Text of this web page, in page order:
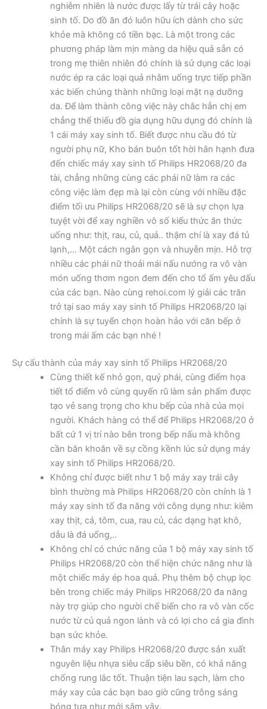
nghiễm nhiên là nước được lấy từ trái cây hoặc
sinh tố. Do đồ ăn đó luôn hữu ích dành cho sức
khỏe mà không có tiền bạc. Là một trong các
phương pháp làm mịn màng da hiệu quả sẵn có
trong mẹ thiên nhiên đó chính là sử dụng các loại
nước ép ra các loại quả nhằm uống trực tiếp phần
xác biến chúng thành những loại mặt nạ dưỡng
da. Để làm thành công việc này chắc hẳn chị em
chẳng thể thiếu đồ gia dụng hữu dụng đó chính là
1 cái máy xay sinh tố. Biết được nhu cầu đó từ
người phụ nữ, Kho bán buôn tốt hời hân hạnh đưa
đến chiếc máy xay sinh tố Philips HR2068/20 đa
tài, chẳng những cùng các phái nữ làm ra các
công việc làm đẹp mà lại còn cùng với nhiều đặc
điểm tối ưu Philips HR2068/20 sẽ là sự chọn lựa
tuyệt vời để xay nghiền vô số kiểu thức ăn thức
uống như: thịt, rau, củ, quả.. thậm chí là xay đá tủ
lạnh,… Một cách ngắn gọn và nhuyễn mịn. Hỗ trợ
nhiều các phái nữ thoải mái nấu nướng ra vô vàn
món uống thơm ngon đem đến cho tổ ấm yêu dấu
của các bạn. Nào cùng rehoi.com lý giải các trăn
trở tại sao máy xay sinh tố Philips HR2068/20 lại
chính là sự tuyển chọn hoàn hảo với căn bếp ở
trong mái ấm các bạn nhé !
Sự cấu thành của máy xay sinh tố Philips HR2068/20
Cùng thiết kế nhỏ gọn, quý phái, cùng điểm họa
tiết tổ điểm vô cùng quyến rũ làm sản phẩm được
tạo vẻ sang trọng cho khu bếp của nhà của mọi
người. Khách hàng có thể để Philips HR2068/20 ở
bất cứ 1 vị trí nào bên trong bếp nấu mà không
cần băn khoăn về sự cồng kềnh lúc sử dụng máy
xay sinh tố Philips HR2068/20.
Không chỉ được biết như 1 bộ máy xay trái cây
bình thường mà Philips HR2068/20 còn chính là 1
máy xay sinh tố đa năng với công dụng như: kiêm
xay thịt, cá, tôm, cua, rau củ, các dạng hạt khô,
dẫu là đá uống,..
Không chỉ có chức năng của 1 bộ máy xay sinh tố
Philips HR2068/20 còn thể hiện chức năng như là
một chiếc máy ép hoa quả. Phụ thêm bộ chụp lọc
bên trong chiếc máy Philips HR2068/20 đa năng
này trợ giúp cho người chế biến cho ra vô vàn cốc
nước từ củ quả ngon lành và có lợi cho cả gia đình
bạn sức khỏe.
Thân máy xay Philips HR2068/20 được sản xuất
nguyên liệu nhựa siêu cấp siêu bền, có khả năng
chống rung lắc tốt. Thuận tiện lau sạch, làm cho
máy xay của các bạn bao giờ cũng trông sáng
bóng tựa như mới sắm vậy.